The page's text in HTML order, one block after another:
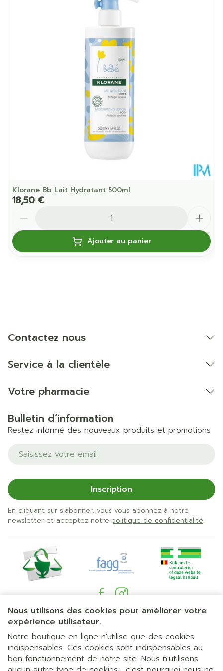
Nous utilisons des cookies pour améliorer votre
expérience utilisateur.
Notre boutique en ligne n'utilise que des cookies
indispensables. Ces cookies sont indispensables au
bon fonctionnement de notre site. Nous n'utilisons
63 mm
500 ml
Température ambiante (15°C -
25°C)
Klorane Bb Lait Hydratant 500ml
18,50 €
Ajouter au panier
Contactez nous
Service à la clientèle
Votre pharmacie
Bulletin d’information
Restez informé des nouveaux produits et promotions
Adresse mail
Inscription
En cliquant sur s'abonner, vous vous abonnez à notre
newsletter et acceptez notre politique de confidentialité.
Liens légaux